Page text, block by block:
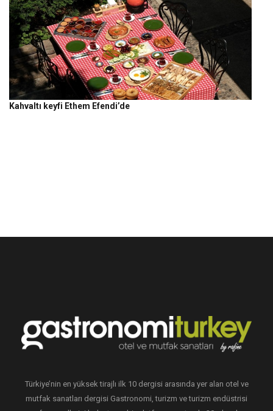
Kahvaltı keyfi Ethem Efendi’de
Türkiye’nin en yüksek tirajlı ilk 10 dergisi arasında yer alan otel ve
mutfak sanatları dergisi Gastronomi, turizm ve turizm endüstrisi